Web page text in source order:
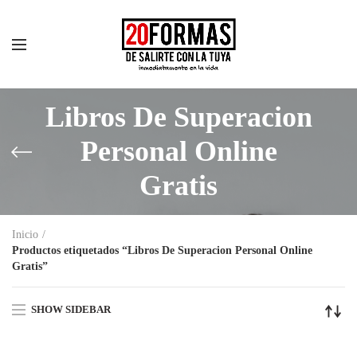
Libros De Superacion
Personal Online
Gratis
Inicio
Productos etiquetados “Libros De Superacion Personal Online
Gratis”
SHOW SIDEBAR